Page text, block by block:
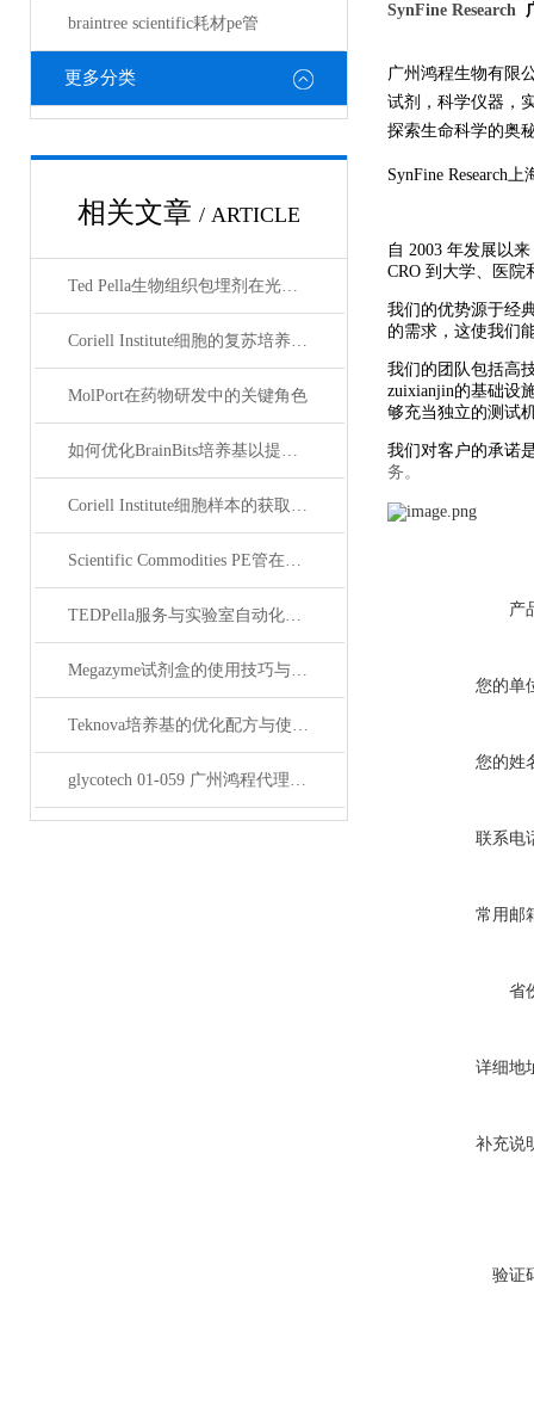
braintree scientific耗材pe管
更多分类
相关文章 / ARTICLE
Ted Pella生物组织包埋剂在光镜与电镜联用技术中的应用
Coriell Institute细胞的复苏培养与质量控制规范
MolPort在药物研发中的关键角色
如何优化BrainBits培养基以提高实验效果？
Coriell Institute细胞样本的获取与应用指南
Scientific Commodities PE管在环保实验中的作用
TEDPella服务与实验室自动化设备的整合
Megazyme试剂盒的使用技巧与实验优化方法
Teknova培养基的优化配方与使用技巧
glycotech 01-059 广州鸿程代理：开启糖生物学研究新征程
SynFine Research
广州鸿程生物有限
试剂，科学仪器，
探索生命科学的奥
SynFine Research上
自 2003 年发展以
CRO 到大学、医院
我们的优势源于经
的需求，这使我们
我们的团队包括高
zuixianjin的基础设
够充当独立的测试
我们对客户的承诺
务。
产
您的单
您的姓
联系电
常用邮
省
详细地
补充说
验证